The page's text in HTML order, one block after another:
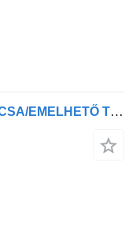
Schwarzmüller J ÉPÍTŐIPARI/TÁRCSA/EMELHETŐ TENGELY